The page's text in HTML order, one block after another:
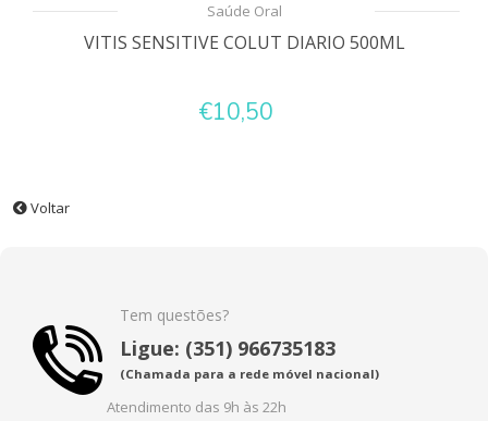
Saúde Oral
VITIS SENSITIVE COLUT DIARIO 500ML
€10,50
Voltar
Tem questões?
Ligue: (351) 966735183
(Chamada para a rede móvel nacional)
Atendimento das 9h às 22h